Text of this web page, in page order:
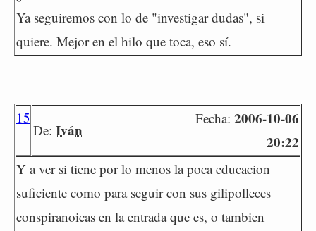
Ya seguiremos con lo de "investigar dudas", si
quiere. Mejor en el hilo que toca, eso sí.
15
De: Iván
Fecha: 2006-10-06
20:22
Y a ver si tiene por lo menos la poca educacion
suficiente como para seguir con sus gilipolleces
conspiranoicas en la entrada que es, o tambien